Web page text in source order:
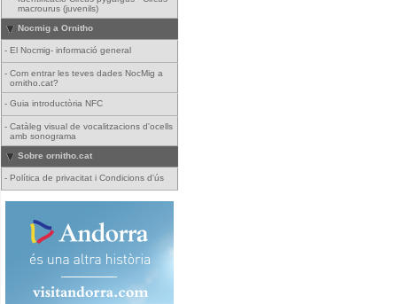
macrourus (juvenils)
Nocmig a Ornitho
- El Nocmig- informació general
- Com entrar les teves dades NocMig a
ornitho.cat?
- Guia introductòria NFC
- Catàleg visual de vocalitzacions d'ocells
amb sonograma
Sobre ornitho.cat
- Política de privacitat i Condicions d'ús